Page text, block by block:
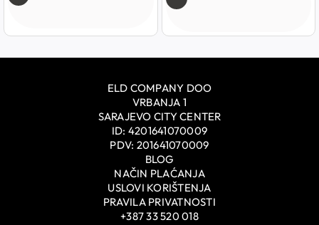
ELD COMPANY DOO
VRBANJA 1
SARAJEVO CITY CENTER
ID: 4201641070009
PDV: 201641070009
BLOG
NAČIN PLAĆANJA
USLOVI KORIŠTENJA
PRAVILA PRIVATNOSTI
+387 33 520 018